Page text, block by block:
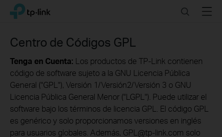
Click
navigation
bar
TP-Link, Reliably Smart SearchMenu
Centro de Códigos GPL
Tenga en Cuenta: Los productos de TP-Link contienen
código de software sujeto a la GNU Licencia Pública
General ("GPL"), Versión 1/Versión2/Versión 3 o GNU
Licencia Pública General Menor ("LGPL"). Puede utilizar el
software bajo los términos de licencia GPL. El código GPL
es genérico y solo proporcionamos versiones en inglés
para usuarios globales. Además, GPL@tp-link.com solo